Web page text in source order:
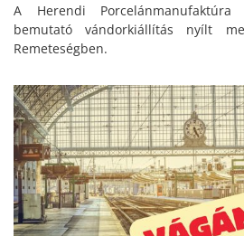
A Herendi
bemutató vándorkiállítás nyílt
Remeteségben.